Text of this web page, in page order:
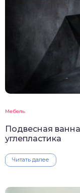
Мебель
Подвесная
углепластика
Читать далее